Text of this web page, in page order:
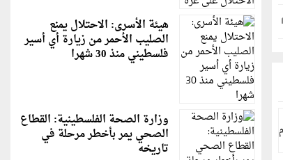
هيئة الأسرى: الاحتلال يمنع
الصليب الأحمر من زيارة أي أسير
فلسطيني منذ 30 شهرا
وزارة الصحة الفلسطينية: القطاع
الصحي يمر بأخطر مرحلة في
تاريخه